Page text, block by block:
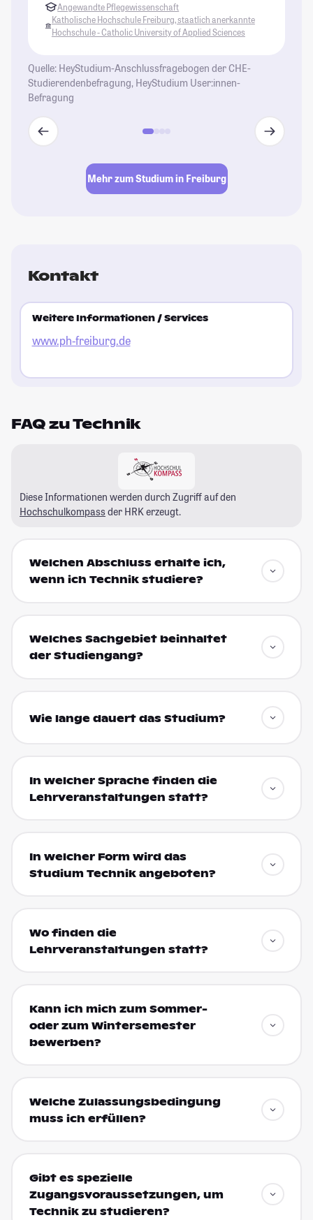
Angewandte Pflegewissenschaft
Katholische Hochschule Freiburg, staatlich anerkannte
Hochschule - Catholic University of Applied Sciences
Quelle: HeyStudium-Anschlussfragebogen der CHE-
Studierendenbefragung, HeyStudium User:innen-
Befragung
Mehr zum Studium in Freiburg
Kontakt
Weitere Informationen / Services
www.ph-freiburg.de
FAQ zu Technik
Diese Informationen werden durch Zugriff auf den
Hochschulkompass der HRK erzeugt.
Welchen Abschluss erhalte ich,
wenn ich Technik studiere?
Welches Sachgebiet beinhaltet
der Studiengang?
Wie lange dauert das Studium?
In welcher Sprache finden die
Lehrveranstaltungen statt?
In welcher Form wird das
Studium Technik angeboten?
Wo finden die
Lehrveranstaltungen statt?
Kann ich mich zum Sommer-
oder zum Wintersemester
bewerben?
Welche Zulassungsbedingung
muss ich erfüllen?
Gibt es spezielle
Zugangsvoraussetzungen, um
Technik zu studieren?